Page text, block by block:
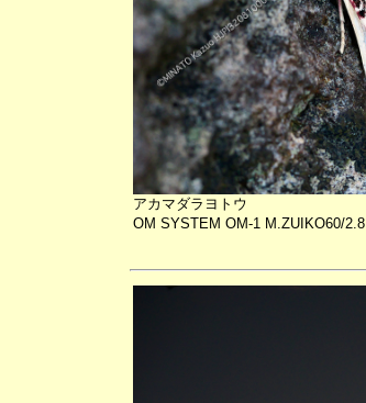
アカマダラヨトウ
OM SYSTEM OM-1 M.ZUIKO60/2.8